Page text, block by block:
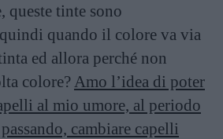
queste tinte sono
quando il colore va via
ed allora perché non
colore? Amo l’idea di poter
al mio umore, al periodo
cambiare capelli